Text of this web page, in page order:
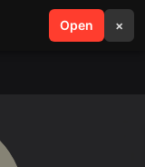
Open ×
search menu